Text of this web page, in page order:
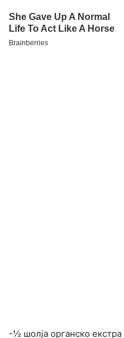
-½ шолја органско